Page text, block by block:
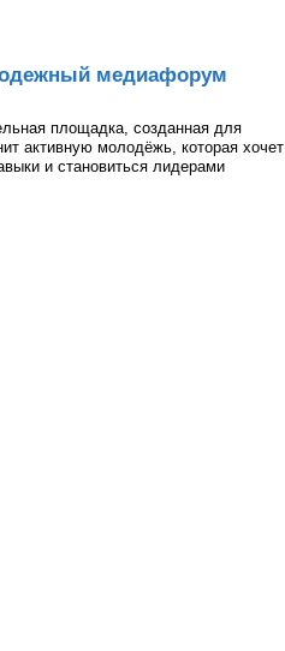
медиафорум
площадка, созданная для
активную молодёжь, которая хочет
и становиться лидерами